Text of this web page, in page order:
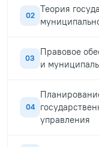
02
Теория
03
Правовое
и
04
управления